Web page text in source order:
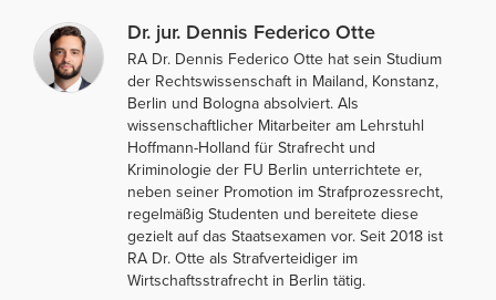
Dr. jur. Dennis Federico Otte
RA Dr. Dennis Federico Otte hat sein Studium
der Rechtswissenschaft in Mailand, Konstanz,
Berlin und Bologna absolviert. Als
wissenschaftlicher Mitarbeiter am Lehrstuhl
Hoffmann-Holland für Strafrecht und
Kriminologie der FU Berlin unterrichtete er,
neben seiner Promotion im Strafprozessrecht,
regelmäßig Studenten und bereitete diese
gezielt auf das Staatsexamen vor. Seit 2018 ist
RA Dr. Otte als Strafverteidiger im
Wirtschaftsstrafrecht in Berlin tätig.